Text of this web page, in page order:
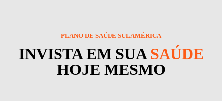
PLANO DE SAÚDE SULAMÉRICA
INVISTA EM SUASAÚDE
HOJE MESMO